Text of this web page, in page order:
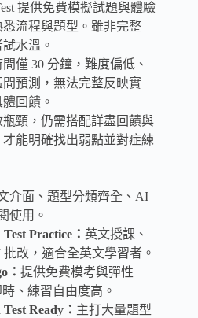
提供免費模擬試題與體驗
流程與題型。雖非完整
水溫。
僅 30 分鐘，難度偏低、
預測，無法完整反映實
回饋。
頸，仍需搭配詳盡回饋與
能明確找出弱點並對症練
介面、題型分類齊全、AI
使用。
Practice： 英文授課、
改，適合全英文學習者。
： 提供免費模考與彈性
、練習自由度高。
Ready： 主打大量題型